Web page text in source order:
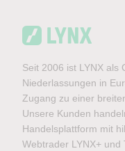
Seit 2006 ist LYNX als
Niederlassungen in
Zugang zu einer
Unsere Kunden
Handelsplattform mit
Webtrader LYNX+ und